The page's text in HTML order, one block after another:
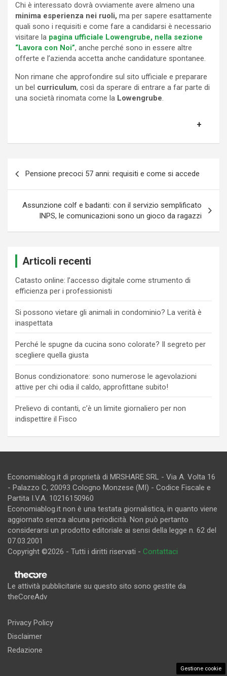
Chi è interessato dovrà ovviamente avere almeno una
minima esperienza nei ruoli, ma per sapere esattamente
quali sono i requisiti e come fare a candidarsi è necessario
visitare la pagina ufficiale Lowengrube, nella sezione
“Lavora con Noi”, anche perché sono in essere altre
offerte e l’azienda accetta anche candidature spontanee.
Non rimane che approfondire sul sito ufficiale e preparare
un bel curriculum, così da sperare di entrare a far parte di
una società rinomata come la Lowengrube.
Pensione precoci 57 anni: requisiti e come si accede
Assunzione colf e badanti: con il servizio semplificato
INPS, le comunicazioni sono un gioco da ragazzi
Articoli recenti
Catasto online: l’accesso digitale come strumento di
efficienza per i professionisti
Si possono vietare gli animali in condominio? La verità è
inaspettata
Perché le spugne da cucina sono colorate? Il segreto per
scegliere quella giusta
Bonus condizionatore: sono numerose le agevolazioni
attive per chi odia il caldo, approfittane subito!
Prelievo di contanti, c’è un limite giornaliero per non
indispettire il Fisco
Economiablog.it di proprietà di MRSHARE SRL - Via A. Volta 16
- Palazzo C, 20093 Cologno Monzese (MI) - Codice Fiscale e
Partita I.V.A. 10216150960
Economiablog.it non è una testata giornalistica, in quanto viene
aggiornato senza alcuna periodicità. Non può pertanto
considerarsi un prodotto editoriale ai sensi della legge n. 62 del
07.03.2001
Copyright ©2026 - Tutti i diritti riservati - Contattaci
Le attività pubblicitarie su questo sito sono gestite da
theCoreAdv
Privacy Policy
Disclaimer
Redazione
Gestione cookie